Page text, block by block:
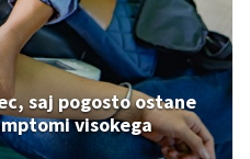
saj pogosto ostane
visokega